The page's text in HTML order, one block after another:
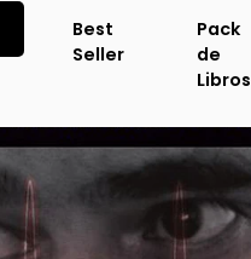
Best
Seller
Pack
de
Libros